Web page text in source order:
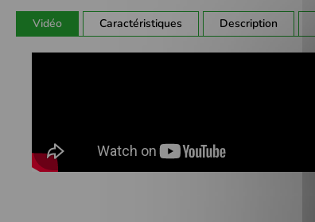
Galerie
d’images
Vidéo Caractéristiques Description